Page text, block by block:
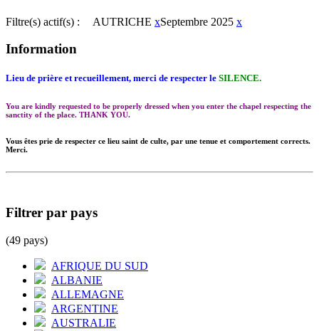
Filtre(s) actif(s) : AUTRICHE xSeptembre 2025 x
Information
Lieu de prière et recueillement, merci de respecter le SILENCE.
You are kindly requested to be properly dressed when you enter the chapel respecting the
sanctity of the place. THANK YOU.
Vous êtes prie de respecter ce lieu saint de culte, par une tenue et comportement corrects.
Merci.
Filtrer par pays
(49 pays)
AFRIQUE DU SUD
ALBANIE
ALLEMAGNE
ARGENTINE
AUSTRALIE